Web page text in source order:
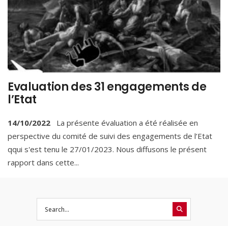
Evaluation des 31 engagements de
l’Etat
14/10/2022
La présente évaluation a été réalisée en
perspective du comité de suivi des engagements de l’Etat
qqui s'est tenu le 27/01/2023. Nous diffusons le présent
rapport dans cette...